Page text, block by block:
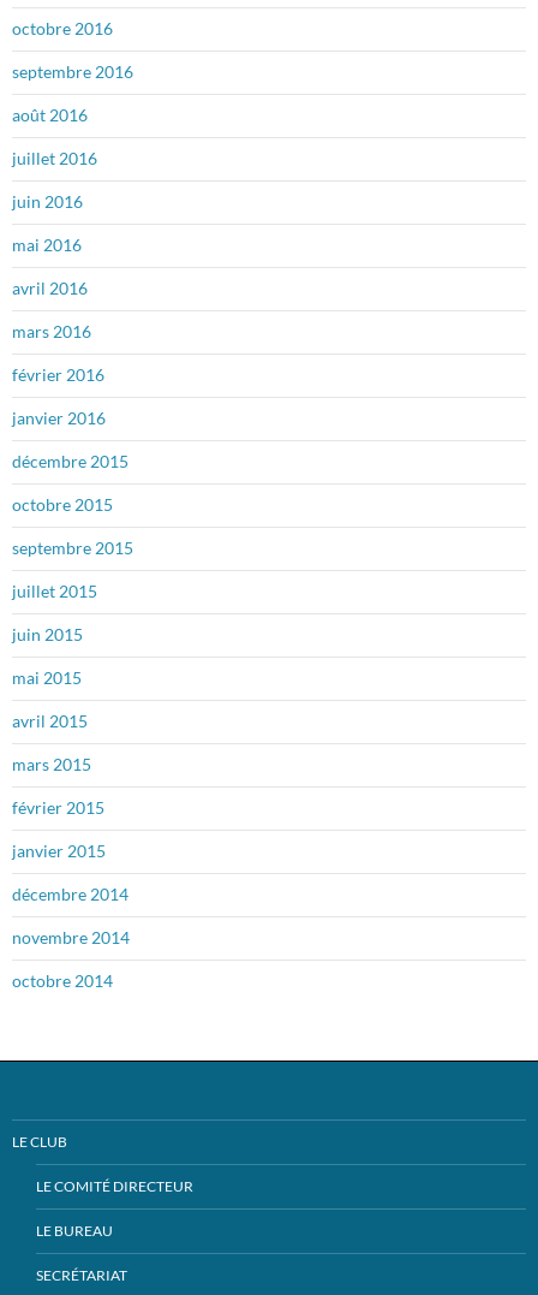
octobre 2016
septembre 2016
août 2016
juillet 2016
juin 2016
mai 2016
avril 2016
mars 2016
février 2016
janvier 2016
décembre 2015
octobre 2015
septembre 2015
juillet 2015
juin 2015
mai 2015
avril 2015
mars 2015
février 2015
janvier 2015
décembre 2014
novembre 2014
octobre 2014
LE CLUB
LE COMITÉ DIRECTEUR
LE BUREAU
SECRÉTARIAT